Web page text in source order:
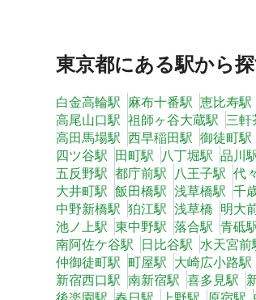
東京都にある駅から
白金高輪駅 麻布十番駅 恵比寿駅
高尾山口駅 祖師ヶ谷大蔵駅 三軒
高田馬場駅 西早稲田駅 御徒町駅
四ツ谷駅 田町駅 八丁堀駅 品川
五反野駅 都庁前駅 八王子駅 代
大井町駅 飯田橋駅 浅草橋駅 千
中野新橋駅 狛江駅 浅草橋 明大
池ノ上駅 東中野駅 落合駅 青砥
南阿佐ケ谷駅 日比谷駅 水天宮前
仲御徒町駅 町屋駅 大崎広小路駅
新宿西口駅 南新宿駅 喜多見駅